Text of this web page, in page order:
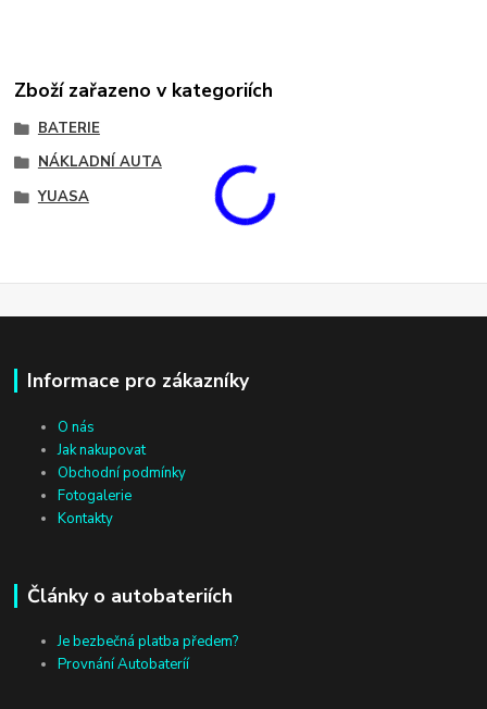
Zboží zařazeno v kategoriích
BATERIE
NÁKLADNÍ AUTA
YUASA
Informace pro zákazníky
O nás
Jak nakupovat
Obchodní podmínky
Fotogalerie
Kontakty
Články o autobateriích
Je bezbečná platba předem?
Provnání Autobateríí